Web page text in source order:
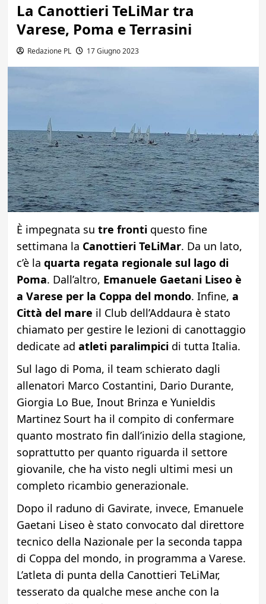
La Canottieri TeLiMar tra
Varese, Poma e Terrasini
Redazione PL 17 Giugno 2023
È impegnata su tre frontiquesto fine
settimana la Canottieri TeLiMar. Da un lato,
c’è la quarta regata regionale sul lago di
Poma. Dall’altro, Emanuele Gaetani Liseo è
a Varese per la Coppa del mondo. Infine, a
Città del mare il Club dell’Addaura è stato
chiamato per gestire le lezioni di canottaggio
dedicate ad atleti paralimpici di tutta Italia.
Sul lago di Poma, il team schierato dagli
allenatori Marco Costantini, Dario Durante,
Giorgia Lo Bue, Inout Brinza e Yunieldis
Martinez Sourt ha il compito di confermare
quanto mostrato fin dall’inizio della stagione,
soprattutto per quanto riguarda il settore
giovanile, che ha visto negli ultimi mesi un
completo ricambio generazionale.
Dopo il raduno di Gavirate, invece, Emanuele
Gaetani Liseo è stato convocato dal direttore
tecnico della Nazionale per la seconda tappa
di Coppa del mondo, in programma a Varese.
L’atleta di punta della Canottieri TeLiMar,
tesserato da qualche mese anche con la